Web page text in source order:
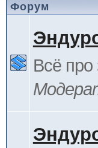
Форум
Всё про